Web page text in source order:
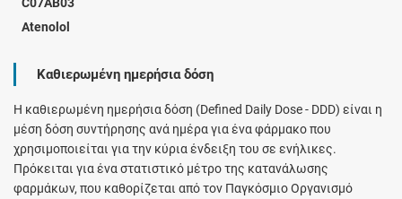
C07AB03
Atenolol
Καθιερωμένη ημερήσια δόση
H καθιερωμένη ημερήσια δόση (Defined Daily Dose - DDD) είναι η
μέση δόση συντήρησης ανά ημέρα για ένα φάρμακο που
χρησιμοποιείται για την κύρια ένδειξη του σε ενήλικες.
Πρόκειται για ένα στατιστικό μέτρο της κατανάλωσης
φαρμάκων, που καθορίζεται από τον Παγκόσμιο Οργανισμό